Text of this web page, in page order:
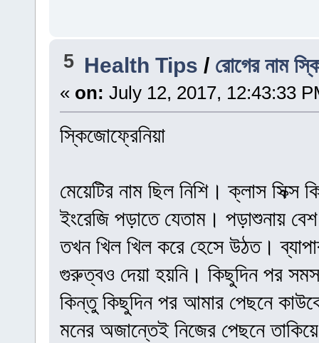
5 Health Tips / রোগের নাম
« on: July 12, 2017, 12:43:33
স্কিজোফ্রেনিয়া
মেয়েটির নাম ছিল নিশি। ক্লাস
ইংরেজি পড়াতে যেতাম। পড়াশুনায়
তখন খিল খিল করে হেসে উঠত।
গুরুত্বও দেয়া হয়নি। কিছুদিন পর
কিন্তু কিছুদিন পর আমার পেছনে
মনের অজান্তেই নিজের পেছনে